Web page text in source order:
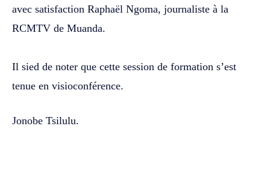
avec satisfaction Raphaël Ngoma, journaliste à la
RCMTV de Muanda.
Il sied de noter que cette session de formation s’est
tenue en visioconférence.
‎Jonobe Tsilulu.